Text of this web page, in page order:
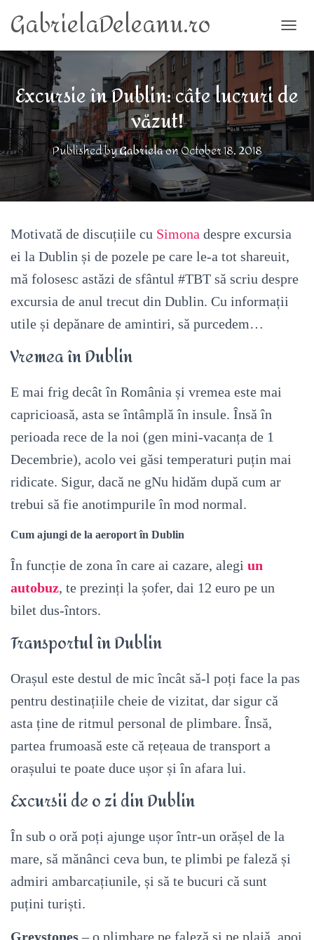
GabrielaDeleanu.ro
Excursie în Dublin: câte lucruri de
văzut!
Published byGabrielaonOctober 18, 2018
Motivată de discuțiile cu Simona despre excursia
ei la Dublin și de pozele pe care le-a tot shareuit,
mă folosesc astăzi de sfântul #TBT să scriu despre
excursia de anul trecut din Dublin. Cu informații
utile și depănare de amintiri, să purcedem…
Vremea în Dublin
E mai frig decât în România și vremea este mai
capricioasă, asta se întâmplă în insule. Însă în
perioada rece de la noi (gen mini-vacanța de 1
Decembrie), acolo vei găsi temperaturi puțin mai
ridicate. Sigur, dacă ne gNu hidăm după cum ar
trebui să fie anotimpurile în mod normal.
Cum ajungi de la aeroport în Dublin
În funcție de zona în care ai cazare, alegi un
autobuz, te prezinți la șofer, dai 12 euro pe un
bilet dus-întors.
Transportul în Dublin
Orașul este destul de mic încât să-l poți face la pas
pentru destinațiile cheie de vizitat, dar sigur că
asta ține de ritmul personal de plimbare. Însă,
partea frumoasă este că rețeaua de transport a
orașului te poate duce ușor și în afara lui.
Excursii de o zi din Dublin
În sub o oră poți ajunge ușor într-un orășel de la
mare, să mănânci ceva bun, te plimbi pe faleză și
admiri ambarcațiunile, și să te bucuri că sunt
puțini turiști.
Greystones– o plimbare pe faleză și pe plajă, apoi